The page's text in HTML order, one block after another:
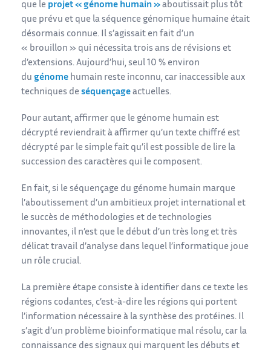
que le projet « génome humain » aboutissait plus tôt
que prévu et que la séquence génomique humaine était
désormais connue. Il s’agissait en fait d’un
« brouillon » qui nécessita trois ans de révisions et
d’extensions. Aujourd’hui, seul 10 % environ
du génome humain reste inconnu, car inaccessible aux
techniques de séquençage actuelles.
Pour autant, affirmer que le génome humain est
décrypté reviendrait à affirmer qu’un texte chiffré est
décrypté par le simple fait qu’il est possible de lire la
succession des caractères qui le composent.
En fait, si le séquençage du génome humain marque
l’aboutissement d’un ambitieux projet international et
le succès de méthodologies et de technologies
innovantes, il n’est que le début d’un très long et très
délicat travail d’analyse dans lequel l’informatique joue
un rôle crucial.
La première étape consiste à identifier dans ce texte les
régions codantes, c’est-à-dire les régions qui portent
l’information nécessaire à la synthèse des protéines. Il
s’agit d’un problème bioinformatique mal résolu, car la
connaissance des signaux qui marquent les débuts et